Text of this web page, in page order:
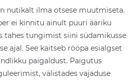
nutikalt ilma otsese muutmiseta.
ei kinnitu ainult puuri ääriku
tahes tungimist siini südamikusse
ajal. See kaitseb rööpa esialgset
paigaldust. Paigutus
välistades vajaduse